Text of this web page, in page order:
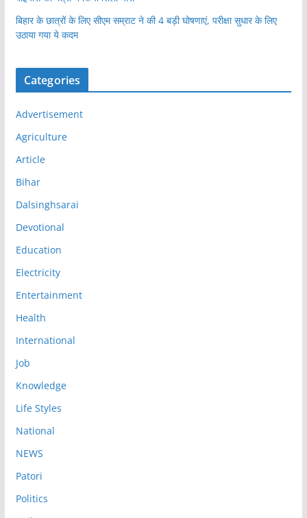
बिहार के छात्रों के लिए सीएम सम्राट ने की 4 बड़ी घोषणाएं, परीक्षा सुधार के लिए
उठाया गया ये कदम
Categories
Advertisement
Agriculture
Article
Bihar
Dalsinghsarai
Devotional
Education
Electricity
Entertainment
Health
International
Job
Knowledge
Life Styles
National
NEWS
Patori
Politics